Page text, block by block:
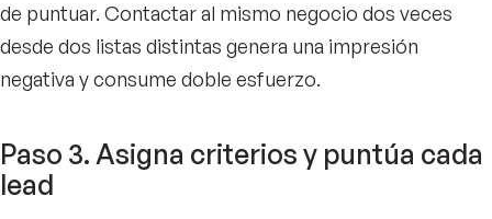
de puntuar. Contactar al mismo negocio dos veces
desde dos listas distintas genera una impresión
negativa y consume doble esfuerzo.
Paso 3. Asigna criterios y puntúa cada
lead